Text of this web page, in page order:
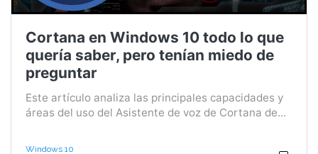
Cortana en Windows 10 todo lo que
quería saber, pero tenían miedo de
preguntar
Este artículo analiza las principales capacidades y
áreas del uso del Asistente de voz de Cortana de...
Windows 10